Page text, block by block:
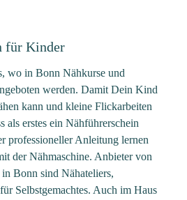
für Kinder
wo in Bonn Nähkurse und
werden. Damit Dein Kind
kann und kleine Flickarbeiten
als erstes ein Nähführerschein
professioneller Anleitung lernen
der Nähmaschine. Anbieter von
Bonn sind Nähateliers,
Selbstgemachtes. Auch im Haus